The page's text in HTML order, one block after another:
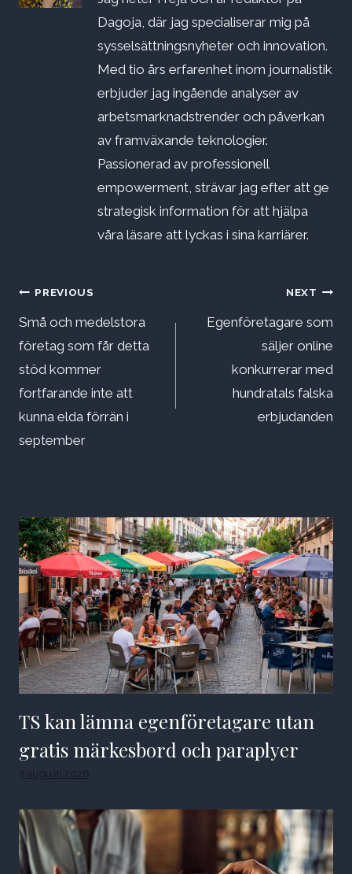
Dagoja, där jag specialiserar mig på
sysselsättningsnyheter och innovation.
Med tio års erfarenhet inom journalistik
erbjuder jag ingående analyser av
arbetsmarknadstrender och påverkan
av framväxande teknologier.
Passionerad av professionell
empowerment, strävar jag efter att ge
strategisk information för att hjälpa
våra läsare att lyckas i sina karriärer.
Inläggsnavigering
PREVIOUS
Små och medelstora
företag som får detta
stöd kommer
fortfarande inte att
kunna elda förrän i
september
NEXT
Egenföretagare som
säljer online
konkurrerar med
hundratals falska
erbjudanden
TS kan lämna egenföretagare utan
gratis märkesbord och paraplyer
7 augusti 2026